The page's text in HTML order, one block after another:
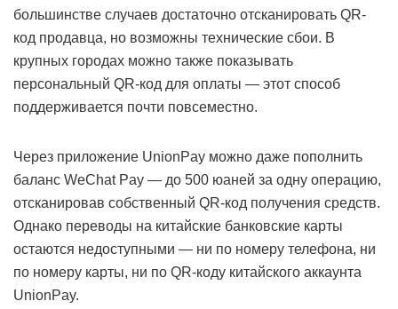
большинстве случаев достаточно отсканировать QR-
код продавца, но возможны технические сбои. В
крупных городах можно также показывать
персональный QR-код для оплаты — этот способ
поддерживается почти повсеместно.
Через приложение UnionPay можно даже пополнить
баланс WeChat Pay — до 500 юаней за одну операцию,
отсканировав собственный QR-код получения средств.
Однако переводы на китайские банковские карты
остаются недоступными — ни по номеру телефона, ни
по номеру карты, ни по QR-коду китайского аккаунта
UnionPay.